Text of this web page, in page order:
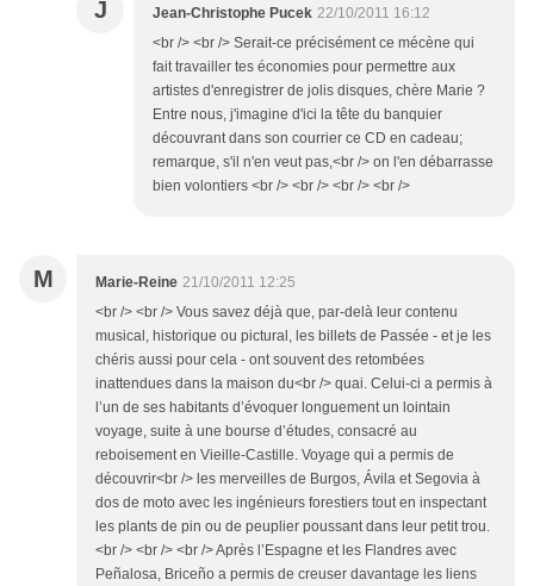
J Jean-Christophe Pucek 22/10/2011 16:12
<br /> <br /> Serait-ce précisément ce mécène qui
fait travailler tes économies pour permettre aux
artistes d'enregistrer de jolis disques, chère Marie ?
Entre nous, j'imagine d'ici la tête du banquier
découvrant dans son courrier ce CD en cadeau;
remarque, s'il n'en veut pas,<br /> on l'en débarrasse
bien volontiers <br /> <br /> <br /> <br />
M Marie-Reine 21/10/2011 12:25
<br /> <br /> Vous savez déjà que, par-delà leur contenu
musical, historique ou pictural, les billets de Passée - et je les
chéris aussi pour cela - ont souvent des retombées
inattendues dans la maison du<br /> quai. Celui-ci a permis à
l’un de ses habitants d’évoquer longuement un lointain
voyage, suite à une bourse d’études, consacré au
reboisement en Vieille-Castille. Voyage qui a permis de
découvrir<br /> les merveilles de Burgos, Ávila et Segovia à
dos de moto avec les ingénieurs forestiers tout en inspectant
les plants de pin ou de peuplier poussant dans leur petit trou.
<br /> <br /> <br /> Après l’Espagne et les Flandres avec
Peñalosa, Briceño a permis de creuser davantage les liens